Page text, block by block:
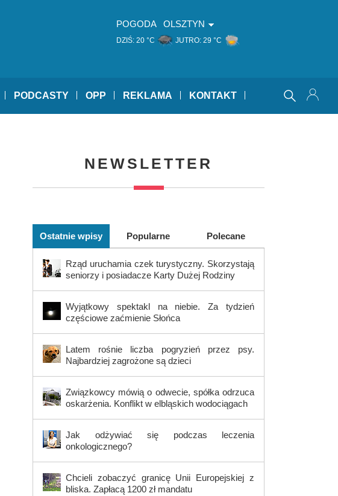
POGODA OLSZTYN
DZIŚ: 20 °C JUTRO: 29 °C
PODCASTY OPP REKLAMA KONTAKT
NEWSLETTER
Ostatnie wpisy Popularne Polecane
Rząd uruchamia czek turystyczny. Skorzystają
seniorzy i posiadacze Karty Dużej Rodziny
Wyjątkowy spektakl na niebie. Za tydzień
częściowe zaćmienie Słońca
Latem rośnie liczba pogryzień przez psy.
Najbardziej zagrożone są dzieci
Związkowcy mówią o odwecie, spółka odrzuca
oskarżenia. Konflikt w elbląskich wodociągach
Jak odżywiać się podczas leczenia
onkologicznego?
Chcieli zobaczyć granicę Unii Europejskiej z
bliska. Zapłacą 1200 zł mandatu